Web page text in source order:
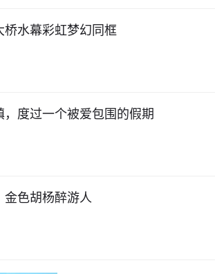
桥水幕彩虹梦幻同框
度过一个被爱包围的假期
金色胡杨醉游人